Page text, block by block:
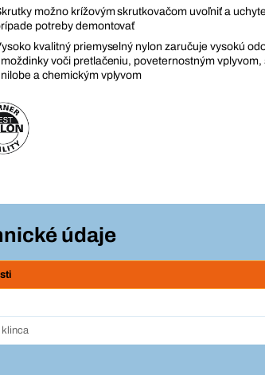
možno krížovým skrutkovačom uvoľniť a
potreby demontovať
kvalitný priemyselný nylon zaručuje vysokú
voči pretlačeniu, poveternostným vplyvom,
a chemickým vplyvom
údaje
klinca